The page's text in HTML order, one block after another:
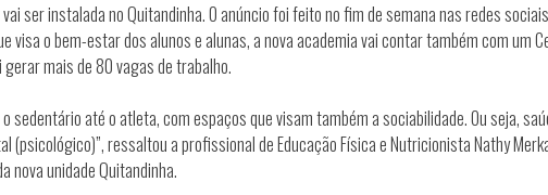
ser instalada no Quitandinha. O anúncio foi feito no fim de semana nas redes
visa o bem-estar dos alunos e alunas, a nova academia vai contar também com um
mais de 80 vagas de trabalho.
sedentário até o atleta, com espaços que visam também a sociabilidade. Ou seja,
ressaltou a profissional de Educação Física e Nutricionista Nathy
nova unidade Quitandinha.